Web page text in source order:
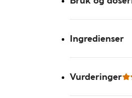
Ingredienser
Vurderinger